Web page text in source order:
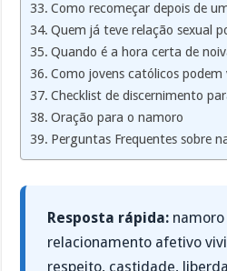
Como recomeçar depois de
Quem já teve relação sexual
Quando é a hora certa de
Como jovens católicos podem
Checklist de discernimento
Oração para o namoro
Perguntas Frequentes sobre
Resposta rápida:
relacionamento afetivo
respeito, castidade,